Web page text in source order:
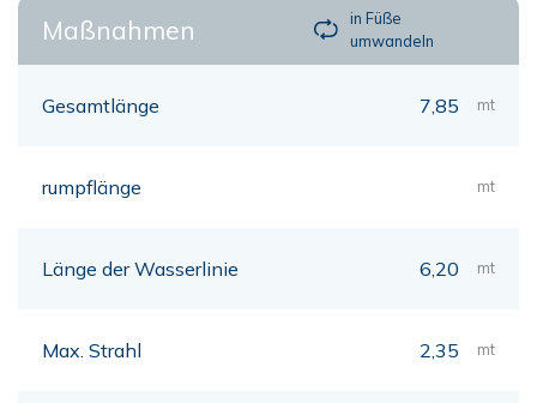
Maßnahmen
in Füße
umwandeln
Gesamtlänge 7,85 mt
rumpflänge mt
Länge der Wasserlinie 6,20 mt
Max. Strahl 2,35 mt